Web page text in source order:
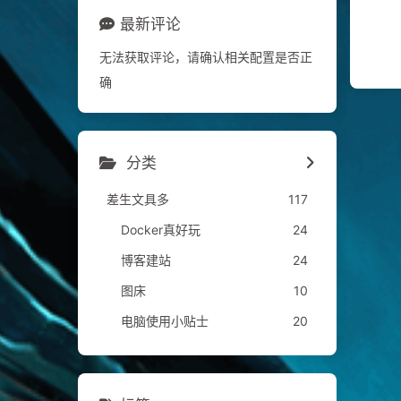
最新评论
无法获取评论，请确认相关配置是否正
确
分类
差生文具多
117
Docker真好玩
24
博客建站
24
图床
10
电脑使用小贴士
20